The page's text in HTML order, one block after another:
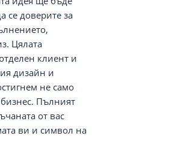
се доверите за
Цялата
клиент и
дизайн и
не само
Пълният
от вас
ви и символ на